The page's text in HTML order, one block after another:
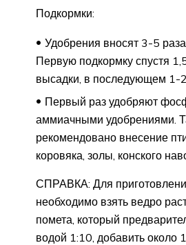
Подкормки:
Удобрения вносят 3-5 раза
Первую подкормку спустя
высадки, в последующем 1-
Первый раз удобряют
аммиачными удобрениями.
рекомендовано внесение
коровяка, золы, конского
СПРАВКА: Для
необходимо взять ведро
помета, который
водой 1:10, добавить около